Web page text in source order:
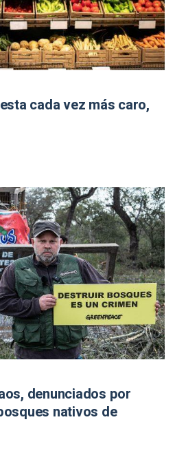
cada vez más caro,
denunciados por
nativos de